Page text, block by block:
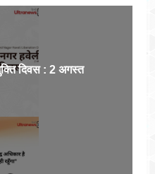
दिवस : 2 अगस्त